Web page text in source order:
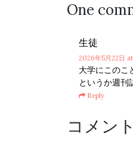
One
生徒
2026年5月22日
大学にこのこ
というか週刊
Reply
コメン